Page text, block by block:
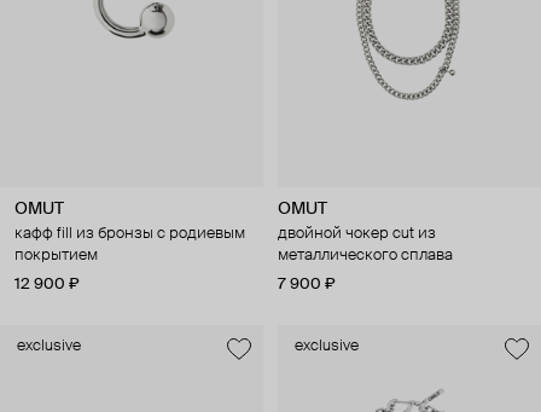
OMUT
кафф fill из бронзы с родиевым
покрытием
12 900 ₽
OMUT
двойной чокер cut из
металлического сплава
7 900 ₽
exclusive exclusive